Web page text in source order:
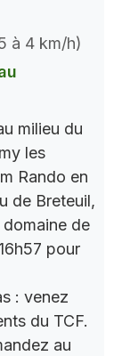
à 4 km/h)
milieu du
les
Rando en
de Breteuil,
de
pour
: venez
du TCF.
au